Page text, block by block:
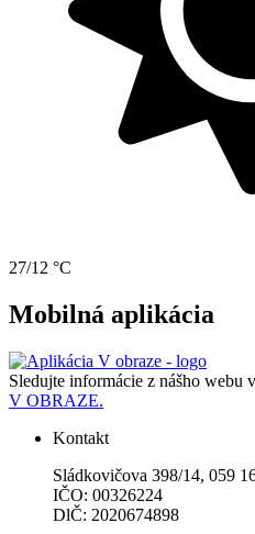
27/12 °C
Mobilná aplikácia
Sledujte informácie z nášho webu v
V OBRAZE.
Kontakt
Sládkovičova 398/14, 059
IČO: 00326224
DlČ: 2020674898